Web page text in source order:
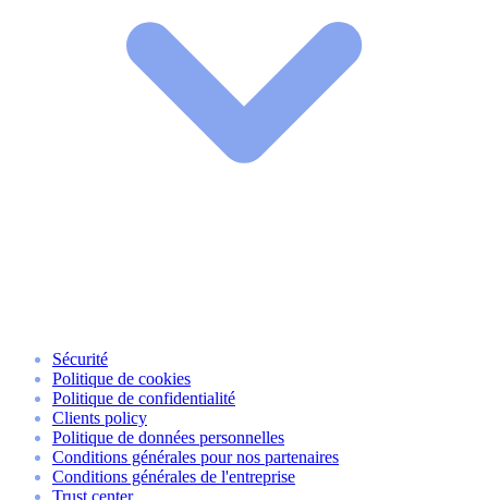
Sécurité
Politique de cookies
Politique de confidentialité
Clients policy
Politique de données personnelles
Conditions générales pour nos partenaires
Conditions générales de l'entreprise
Trust center